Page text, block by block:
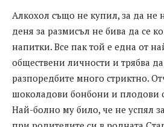
Алкохол също не купил, за да не
деня за размисъл не бива да се
напитки. Все пак той е една от
обществени личности и трябва да
разпоредбите много стриктно.
шоколадови бонбони и плодови
Най-болно му било, че не успял